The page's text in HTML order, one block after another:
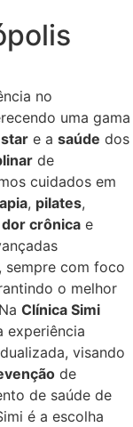
no
uma gama
e a saúde dos
de
cuidados em
, pilates,
dor crônica e
sempre com foco
o melhor
Clínica Simi
experiência
visando
de
de saúde de
é a escolha